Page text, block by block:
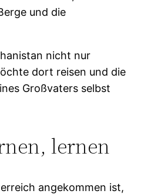
und die
nicht nur
dort reisen und die
Großvaters selbst
lernen
angekommen ist,